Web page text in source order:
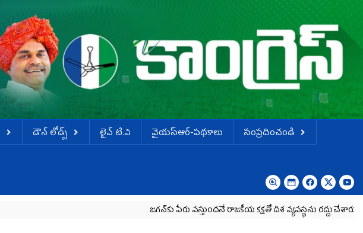
డౌన్ లోడ్స్ లైవ్ టి.వి వైయస్ఆర్-పథకాలు
సంప్రదించండి
జగన్‌కు పేరు వస్తుందనే రాజకీయ కక్షతో దిశ వ్య‌వ‌స్థ‌ను రద్దు చేశారు